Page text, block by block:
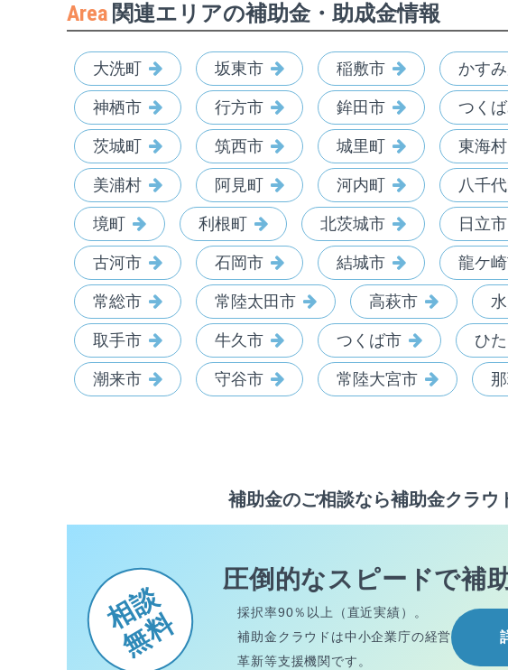
Area 関連エリアの補助金・助成金情報
大洗町 坂東市 稲敷市 かす
神栖市 行方市 鉾田市 つく
茨城町 筑西市 城里町 東海村
美浦村 阿見町 河内町 八千代
境町 利根町 北茨城市 日立市
古河市 石岡市 結城市 龍ケ
常総市 常陸太田市 高萩市
取手市 牛久市 つくば市 ひ
潮来市 守谷市 常陸大宮市
補助金のご相談なら補助金クラウ
相談
無料
圧倒的なスピードで補
採択率90％以上（直近実績）。
補助金クラウドは中小企業庁の経営
革新等支援機関です。